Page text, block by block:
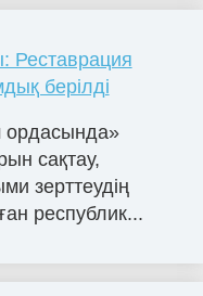
Реставрация
берілді
ордасында»
сақтау,
зерттеудің
республик...